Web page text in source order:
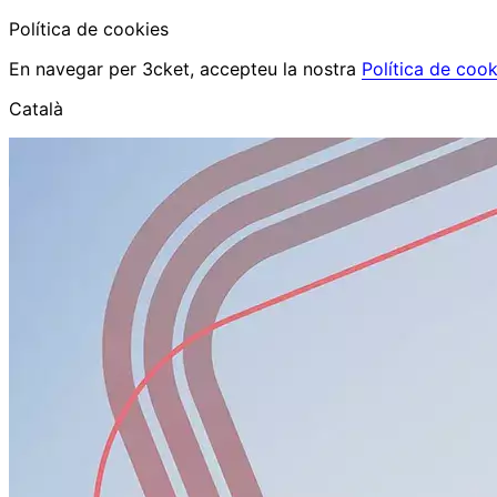
Política de cookies
En navegar per 3cket, accepteu la nostra Política de
Català